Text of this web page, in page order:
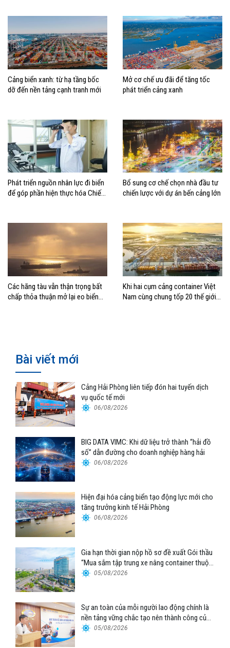
biển mạnh
Cảng biển xanh: từ hạ tầng bốc
dỡ đến nền tảng cạnh tranh mới
Mở cơ chế ưu đãi để tăng tốc
phát triển cảng xanh
Phát triển nguồn nhân lực đi biển
để góp phần hiện thực hóa Chiến
Bổ sung cơ chế chọn nhà đầu tư
chiến lược với dự án bến cảng lớn
Các hãng tàu vẫn thận trọng bất
chấp thỏa thuận mở lại eo biển
Khi hai cụm cảng container Việt
Nam cùng chung tốp 20 thế giới
Bài viết mới
Cảng Hải Phòng liên tiếp đón hai tuyến dịch
vụ quốc tế mới
06/08/2026
BIG DATA VIMC: Khi dữ liệu trở thành “hải đồ
số” dẫn đường cho doanh nghiệp hàng hải
06/08/2026
Hiện đại hóa cảng biển tạo động lực mới cho
tăng trưởng kinh tế Hải Phòng
06/08/2026
Gia hạn thời gian nộp hồ sơ đề xuất Gói thầu
“Mua sắm tập trung xe nâng container thuộc
Tổng công ty Hàng hải Việt Nam – CTCP”
05/08/2026
Sự an toàn của mỗi người lao động chính là
nền tảng vững chắc tạo nên thành công của
Cảng Đà Nẵng
05/08/2026